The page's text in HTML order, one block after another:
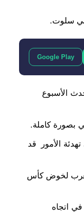
سلوت.
Google Play
الأسبوع
بصورة كاملة.
الأمور قد
إلى المغرب لخوض كأس
اتجاه